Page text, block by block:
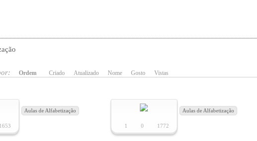
Ordem Criado Atualizado Nome Gosto Vistas
1653
Aulas de Alfabetização
1 0 1772
Aulas de Alfabetização